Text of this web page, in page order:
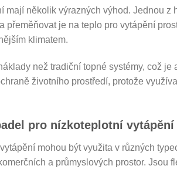
mají několik výrazných výhod. Jednou z
je na teplo pro vytápění
klimatem.
než tradiční topné systémy, což je
životního prostředí, protože
pro nízkoteplotní vytápění
mohou být využita v různých
a průmyslových prostor. Jsou